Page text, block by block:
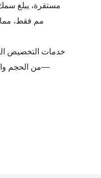
مم فقط، مما